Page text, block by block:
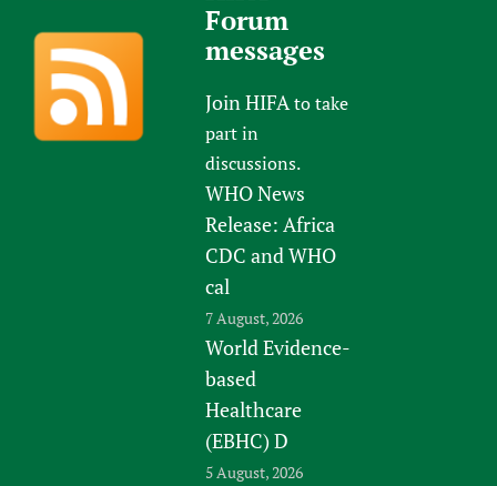
Forum
messages
Join HIFAto take
part in
discussions.
WHO News
Release: Africa
CDC and WHO
cal
7 August, 2026
World Evidence-
based
Healthcare
(EBHC) D
5 August, 2026